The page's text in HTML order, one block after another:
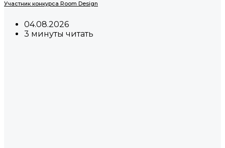
Участник конкурса Room Design
04.08.2026
3 минуты читать